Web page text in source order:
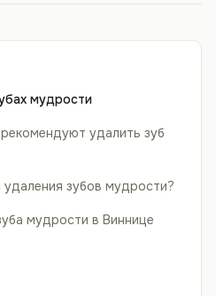
мудрости
удалить зуб
зубов мудрости?
мудрости в Виннице